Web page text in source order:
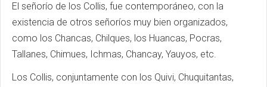
El señorío de los Collis, fue contemporáneo, con la
existencia de otros señoríos muy bien organizados,
como los Chancas, Chilques, los Huancas, Pocras,
Tallanes, Chimues, Ichmas, Chancay, Yauyos, etc.
Los Collis, conjuntamente con los Quivi, Chuquitantas,